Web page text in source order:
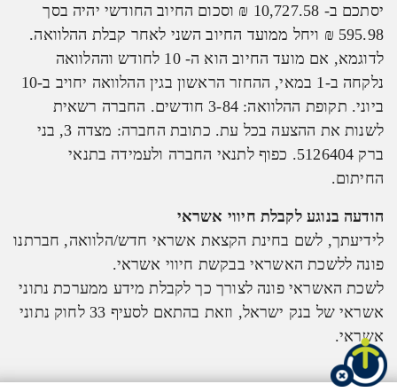
יסתכם ב- 10,727.58 ₪ וסכום החיוב החודשי יהיה בסך
595.98 ₪ ויחל ממועד החיוב השני לאחר קבלת ההלוואה.
לדוגמא, אם מועד החיוב הוא ה- 10 לחודש וההלוואה
נלקחה ב-1 במאי, ההחזר הראשון בגין ההלוואה יחויב ב-10
ביוני. תקופת ההלוואה: 3-84 חודשים. החברה רשאית
לשנות את ההצעה בכל עת. כתובת החברה: מצדה 3, בני
ברק 5126404. כפוף לתנאי החברה ולעמידה בתנאי
החיתום.
הודעה בנוגע לקבלת חיווי אשראי
לידיעתך, לשם בחינת הקצאת אשראי חדש/הלוואה, חברתנו
פונה ללשכת האשראי בבקשת חיווי אשראי.
לשכת האשראי פונה לצורך כך לקבלת מידע ממערכת נתוני
אשראי של בנק ישראל, וזאת בהתאם לסעיף 33 לחוק נתוני
אשראי.